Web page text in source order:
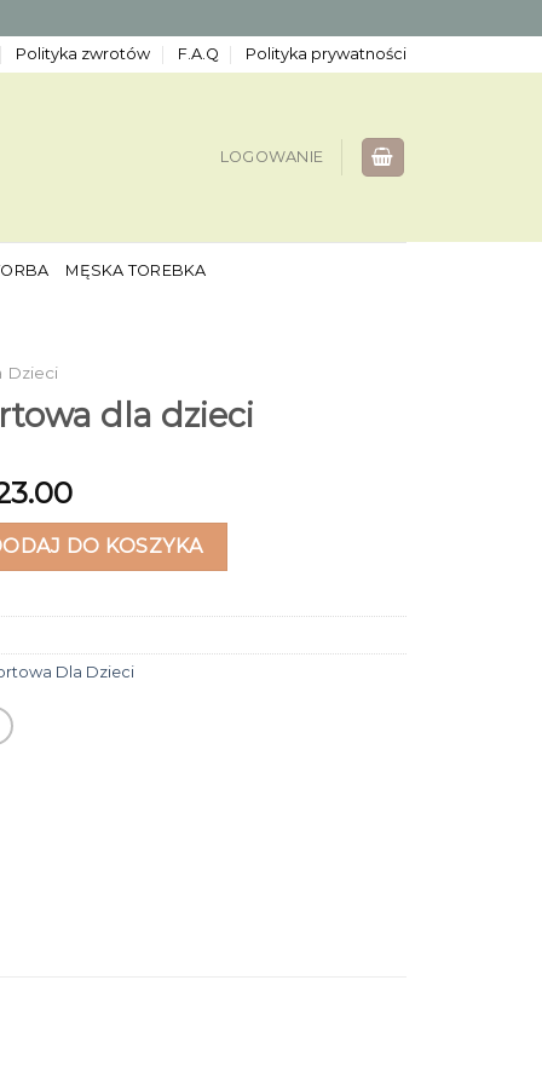
Polityka zwrotów F.A.Q Polityka prywatności
LOGOWANIE
MĘSKA TOREBKA
Dzieci
dla dzieci
dla dzieciDO KOSZYKA
Dla Dzieci